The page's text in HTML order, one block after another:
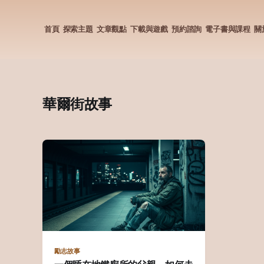
首頁 探索主題 文章觀點 下載與遊戲 預約諮詢 電子書與課程 關
華爾街故事
勵志故事